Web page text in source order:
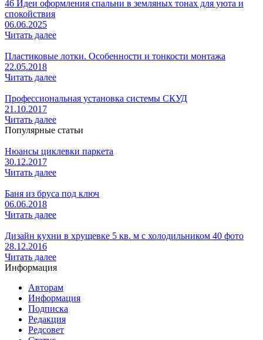
46 Идеи оформления спальни в земляных тонах для уюта и
спокойствия
06.06.2025
Читать далее
Пластиковые лотки. Особенности и тонкости монтажа
22.05.2018
Читать далее
Профессиональная установка системы СКУД
21.10.2017
Читать далее
Популярные статьи
Нюансы циклевки паркета
30.12.2017
Читать далее
Баня из бруса под ключ
06.06.2018
Читать далее
Дизайн кухни в хрущевке 5 кв. м с холодильником 40 фото
28.12.2016
Читать далее
Информация
Авторам
Информация
Подписка
Редакция
Редсовет